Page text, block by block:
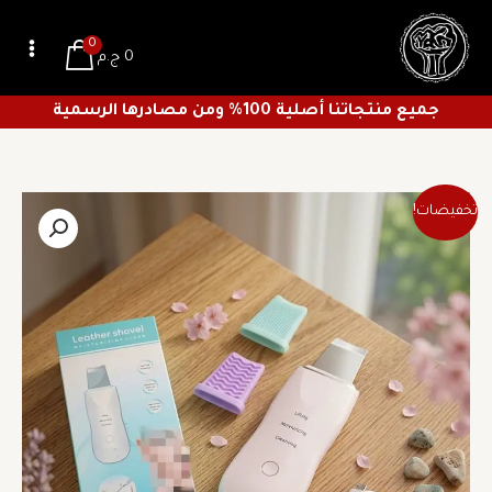
المحتوى
0 ج.م
0
جميع منتجاتنا أصلية 100% ومن مصادرها الرسمية
تخفيضات!
السعر
الأصلي
هو:
163 ج.م.